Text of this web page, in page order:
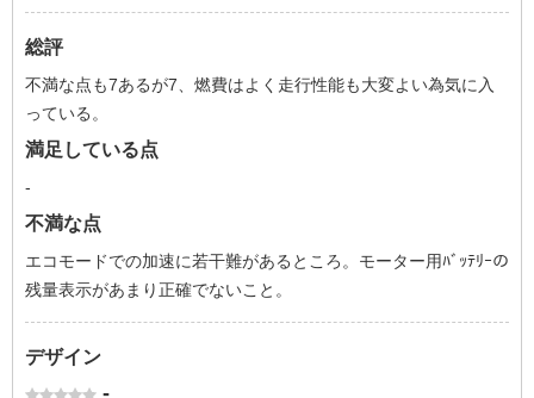
総評
不満な点も7あるが7、燃費はよく走行性能も大変よい為気に入
っている。
満足している点
-
不満な点
エコモードでの加速に若干難があるところ。モーター用ﾊﾞｯﾃﾘｰの
残量表示があまり正確でないこと。
デザイン
-